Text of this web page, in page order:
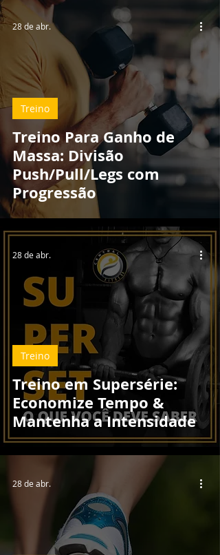
Treino Para Ganho de
Massa: Divisão
Push/Pull/Legs com
Progressão
Treino
28 de abr.
Treino em Supersérie:
Economize Tempo &
Mantenha a Intensidade
Treino
28 de abr.
28 de abr.